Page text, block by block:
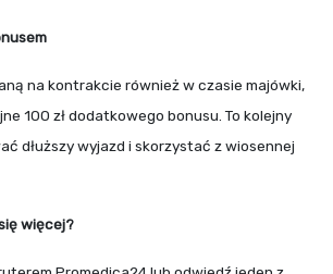
na kontrakcie również w czasie majówki,
100 zł dodatkowego bonusu. To kolejny
dłuższy wyjazd i skorzystać z wiosennej
więcej?